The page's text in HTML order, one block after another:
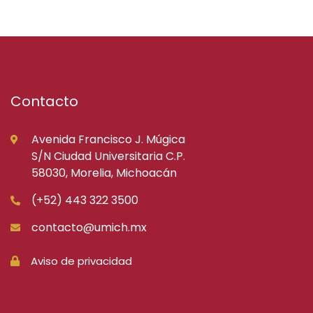
Contacto
Avenida Francisco J. Múgica
S/N Ciudad Universitaria C.P.
58030, Morelia, Michoacán
(+52) 443 322 3500
contacto@umich.mx
Aviso de privacidad